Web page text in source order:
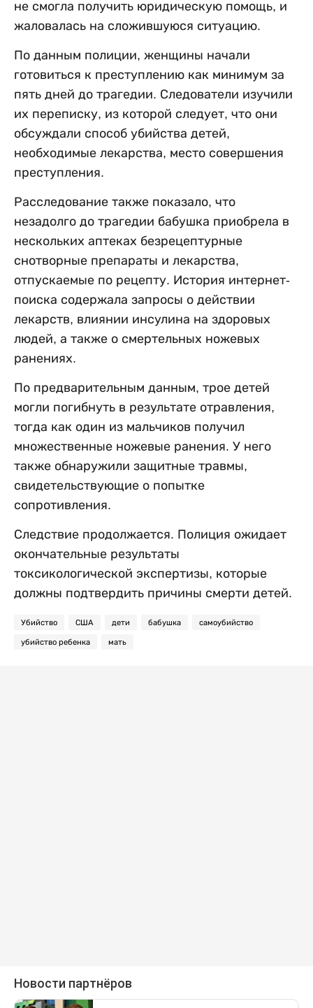
не смогла получить юридическую помощь, и
жаловалась на сложившуюся ситуацию.
По данным полиции, женщины начали
готовиться к преступлению как минимум за
пять дней до трагедии. Следователи изучили
их переписку, из которой следует, что они
обсуждали способ убийства детей,
необходимые лекарства, место совершения
преступления.
Расследование также показало, что
незадолго до трагедии бабушка приобрела в
нескольких аптеках безрецептурные
снотворные препараты и лекарства,
отпускаемые по рецепту. История интернет-
поиска содержала запросы о действии
лекарств, влиянии инсулина на здоровых
людей, а также о смертельных ножевых
ранениях.
По предварительным данным, трое детей
могли погибнуть в результате отравления,
тогда как один из мальчиков получил
множественные ножевые ранения. У него
также обнаружили защитные травмы,
свидетельствующие о попытке
сопротивления.
Следствие продолжается. Полиция ожидает
окончательные результаты
токсикологической экспертизы, которые
должны подтвердить причины смерти детей.
Убийство США дети бабушка самоубийство
убийство ребенка мать